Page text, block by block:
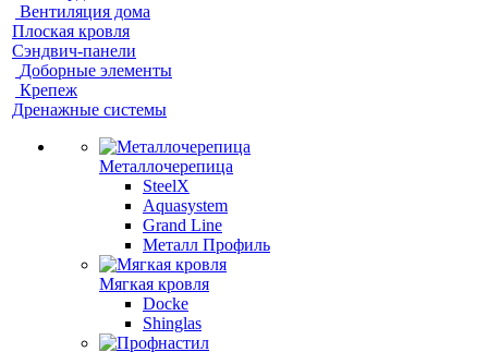
Вентиляция дома
Плоская кровля
Сэндвич-панели
Доборные элементы
Крепеж
Дренажные системы
Металлочерепица
SteelX
Aquasystem
Grand Line
Металл Профиль
Мягкая кровля
Docke
Shinglas